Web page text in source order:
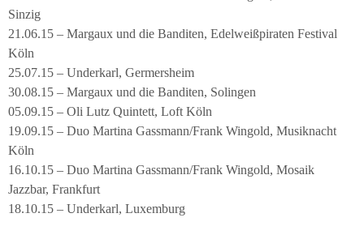
Sinzig
21.06.15 – Margaux und die Banditen, Edelweißpiraten Festival
Köln
25.07.15 – Underkarl, Germersheim
30.08.15 – Margaux und die Banditen, Solingen
05.09.15 – Oli Lutz Quintett, Loft Köln
19.09.15 – Duo Martina Gassmann/Frank Wingold, Musiknacht
Köln
16.10.15 – Duo Martina Gassmann/Frank Wingold, Mosaik
Jazzbar, Frankfurt
18.10.15 – Underkarl, Luxemburg